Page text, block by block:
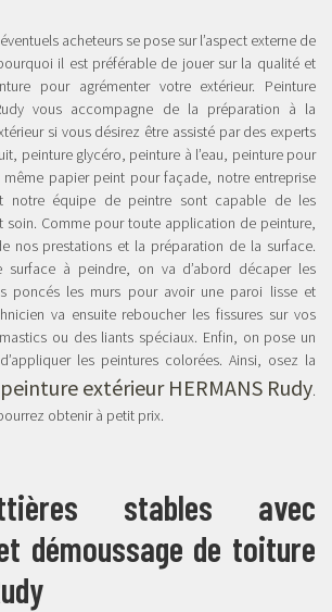
acheteurs se pose sur l’aspect externe de
il est préférable de jouer sur la qualité et
pour agrémenter votre extérieur. Peinture
vous accompagne de la préparation à la
si vous désirez être assisté par des experts
peinture glycéro, peinture à l’eau, peinture pour
papier peint pour façade, notre entreprise
notre équipe de peintre sont capable de les
soin. Comme pour toute application de peinture,
nos prestations et la préparation de la surface.
surface à peindre, on va d’abord décaper les
poncés les murs pour avoir une paroi lisse et
va ensuite reboucher les fissures sur vos
ou des liants spéciaux. Enfin, on pose un
les peintures colorées. Ainsi, osez la
peinture extérieur HERMANS Rudy.
obtenir à petit prix.
stables avec
démoussage de toiture